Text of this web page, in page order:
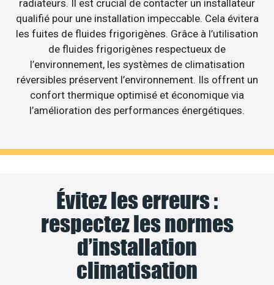
radiateurs. Il est crucial de contacter un installateur
qualifié pour une installation impeccable. Cela évitera
les fuites de fluides frigorigènes. Grâce à l’utilisation
de fluides frigorigènes respectueux de
l’environnement, les systèmes de climatisation
réversibles préservent l’environnement. Ils offrent un
confort thermique optimisé et économique via
l’amélioration des performances énergétiques.
Évitez les erreurs :
respectez les normes
d’installation
climatisation